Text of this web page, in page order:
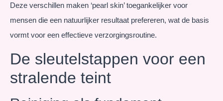
Deze verschillen maken ‘pearl skin’ toegankelijker voor
mensen die een natuurlijker resultaat prefereren, wat de basis
vormt voor een effectieve verzorgingsroutine.
De sleutelstappen voor een
stralende teint